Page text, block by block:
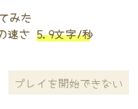
みた
速さ 5.9文字/秒
プレイを開始できない